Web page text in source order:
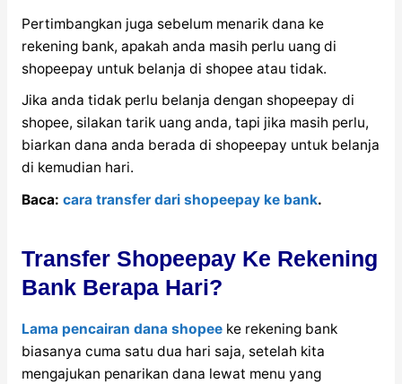
Pertimbangkan juga sebelum menarik dana ke
rekening bank, apakah anda masih perlu uang di
shopeepay untuk belanja di shopee atau tidak.
Jika anda tidak perlu belanja dengan shopeepay di
shopee, silakan tarik uang anda, tapi jika masih perlu,
biarkan dana anda berada di shopeepay untuk belanja
di kemudian hari.
Baca: cara transfer dari shopeepay ke bank.
Transfer Shopeepay Ke Rekening
Bank Berapa Hari?
Lama pencairan dana shopeeke rekening bank
biasanya cuma satu dua hari saja, setelah kita
mengajukan penarikan dana lewat menu yang